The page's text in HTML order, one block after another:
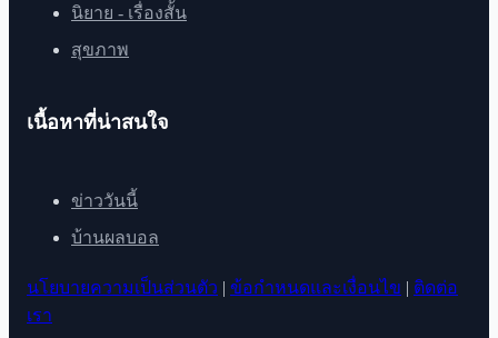
นิยาย - เรื่องสั้น
สุขภาพ
เนื้อหาที่น่าสนใจ
ข่าววันนี้
บ้านผลบอล
นโยบายความเป็นส่วนตัว | ข้อกำหนดและเงื่อนไข | ติดต่อ
เรา